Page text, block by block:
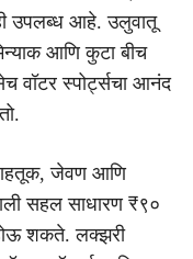
उपलब्ध आहे. उलुवातू
आणि कुटा बीच
वॉटर स्पोर्ट्सचा आनंद
जेवण आणि
सहल साधारण ₹९०
शकते. लक्झरी